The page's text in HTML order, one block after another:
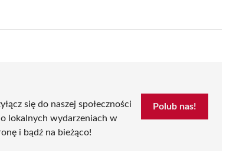
się do naszej społeczności
lokalnych wydarzeniach w
i bądź na bieżąco!
Polub nas!